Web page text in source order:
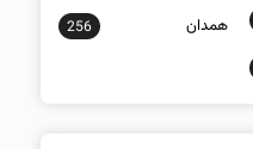
همدان 256